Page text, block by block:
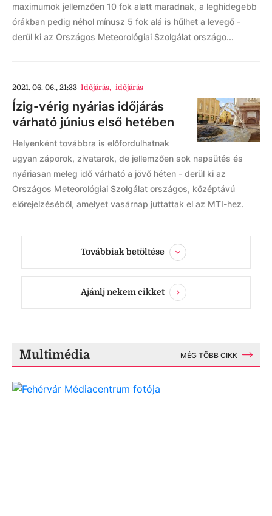
maximumok jellemzően 10 fok alatt maradnak, a leghidegebb
órákban pedig néhol mínusz 5 fok alá is hűlhet a levegő -
derül ki az Országos Meteorológiai Szolgálat országo...
2021. 06. 06., 21:33 Időjárás, időjárás
Ízig-vérig nyárias időjárás
várható június első hetében
Helyenként továbbra is előfordulhatnak
ugyan záporok, zivatarok, de jellemzően sok napsütés és
nyáriasan meleg idő várható a jövő héten - derül ki az
Országos Meteorológiai Szolgálat országos, középtávú
előrejelzéséből, amelyet vasárnap juttattak el az MTI-hez.
Továbbiak betöltése
Ajánlj nekem cikket
Multimédia MÉG TÖBB CIKK